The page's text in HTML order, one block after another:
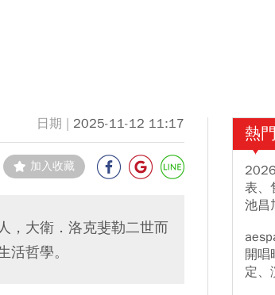
2025-11-12 11:17
加入收藏
，大衛．洛克斐勒二世而
哲學。
熱
表、
池昌
開唱
定、